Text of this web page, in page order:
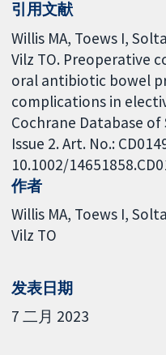
引用文献
Willis MA, Toews I,
Vilz TO. Preoperative
oral antibiotic bowel
complications in
Cochrane Database of
Issue 2. Art. No.:
10.1002/
作者
Willis MA Toews I
Vilz TO
发表日期
7 二月 2023